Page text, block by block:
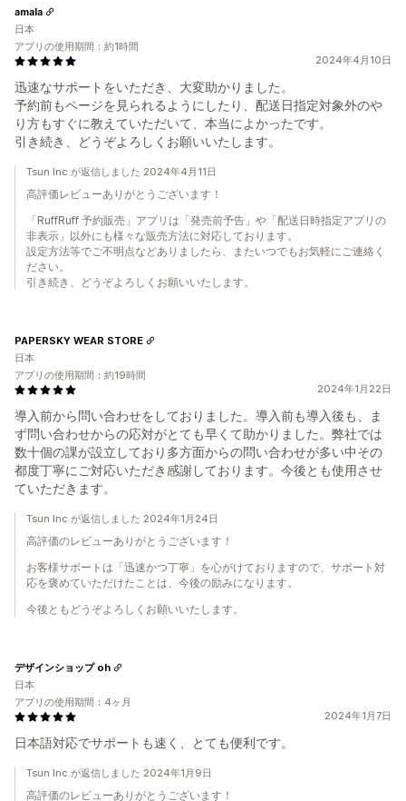
2024年4月10日
迅速なサポートをいただき、大変助かりました。
予約前もページを見られるようにしたり、配送日指定対象外のや
り方もすぐに教えていただいて、本当によかったです。
引き続き、どうぞよろしくお願いいたします。
amala
日本
アプリの使用期間：約1時間
Tsun Inc.が返信しました 2024年4月11日
高評価レビューありがとうございます！
「RuffRuff 予約販売」アプリは「発売前予告」や「配送日時指定アプリの
非表示」以外にも様々な販売方法に対応しております。
設定方法等でご不明点などありましたら、またいつでもお気軽にご連絡く
ださい。
引き続き、どうぞよろしくお願いいたします。
2024年1月22日
導入前から問い合わせをしておりました。導入前も導入後も、ま
ず問い合わせからの応対がとても早くて助かりました。弊社では
数十個の課が設立しており多方面からの問い合わせが多い中その
都度丁寧にご対応いただき感謝しております。今後とも使用させ
ていただきます。
PAPERSKY WEAR STORE
日本
アプリの使用期間：約19時間
Tsun Inc.が返信しました 2024年1月24日
高評価のレビューありがとうございます！
お客様サポートは「迅速かつ丁寧」を心がけておりますので、サポート対
応を褒めていただけたことは、今後の励みになります。
今後ともどうぞよろしくお願いいたします。
2024年1月7日
日本語対応でサポートも速く、とても便利です。
デザインショップ oh
日本
アプリの使用期間：4ヶ月
Tsun Inc.が返信しました 2024年1月9日
高評価のレビューありがとうございます！